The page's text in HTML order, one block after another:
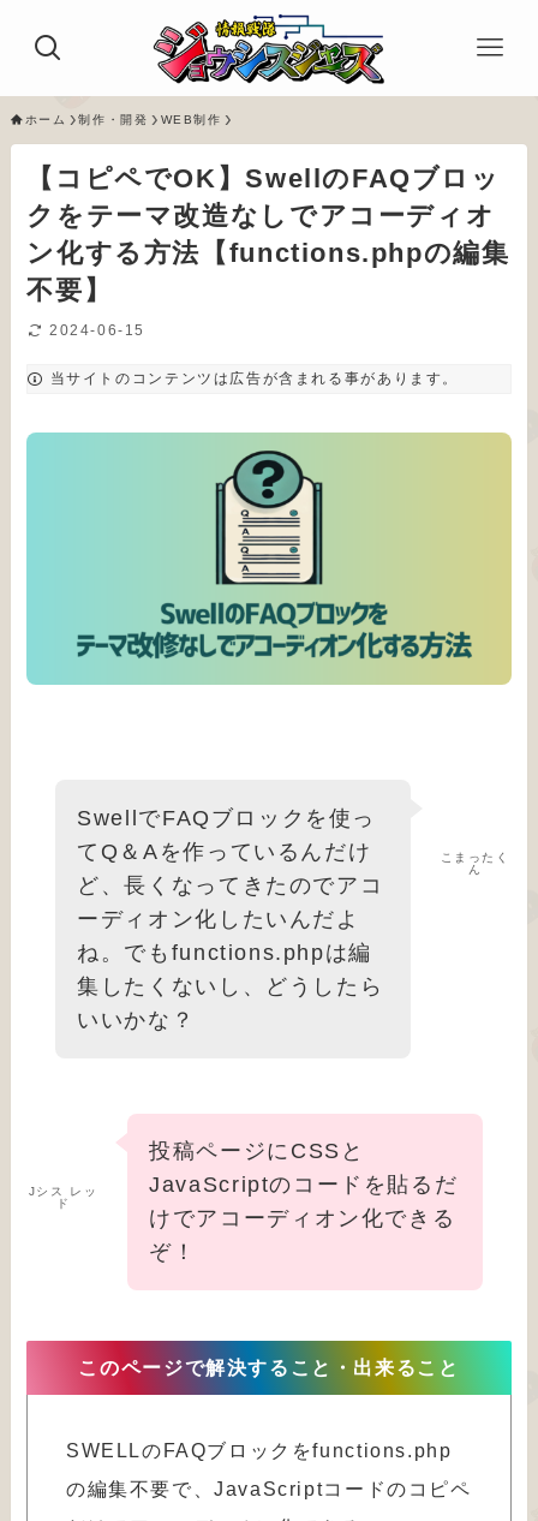
ホーム 制作・開発 WEB制作
【コピペでOK】SwellのFAQブロッ
クをテーマ改造なしでアコーディオ
ン化する方法【functions.phpの編集
不要】
2024-06-15
当サイトのコンテンツは広告が含まれる事があります。
こまったく
ん
SwellでFAQブロックを使っ
てQ＆Aを作っているんだけ
ど、長くなってきたのでアコ
ーディオン化したいんだよ
ね。でもfunctions.phpは編
集したくないし、どうしたら
いいかな？
Jシス レッ
ド
投稿ページにCSSと
JavaScriptのコードを貼るだ
けでアコーディオン化できる
ぞ！
このページで解決すること・出来ること
SWELLのFAQブロックをfunctions.php
の編集不要で、JavaScriptコードのコピペ